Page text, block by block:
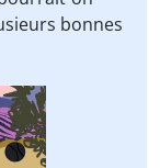
bonnes